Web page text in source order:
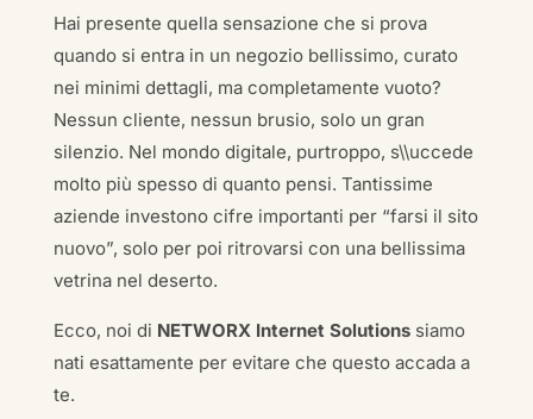
Hai presente quella sensazione che si prova
quando si entra in un negozio bellissimo, curato
nei minimi dettagli, ma completamente vuoto?
Nessun cliente, nessun brusio, solo un gran
silenzio. Nel mondo digitale, purtroppo, s\\uccede
molto più spesso di quanto pensi. Tantissime
aziende investono cifre importanti per “farsi il sito
nuovo”, solo per poi ritrovarsi con una bellissima
vetrina nel deserto.
Ecco, noi di NETWORX Internet Solutionssiamo
nati esattamente per evitare che questo accada a
te.